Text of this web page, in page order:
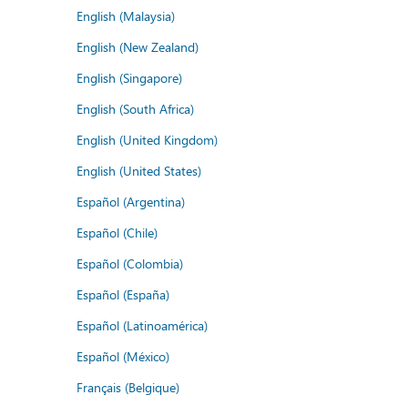
English (Malaysia)
English (New Zealand)
English (Singapore)
English (South Africa)
English (United Kingdom)
English (United States)
Español (Argentina)
Español (Chile)
Español (Colombia)
Español (España)
Español (Latinoamérica)
Español (México)
Français (Belgique)